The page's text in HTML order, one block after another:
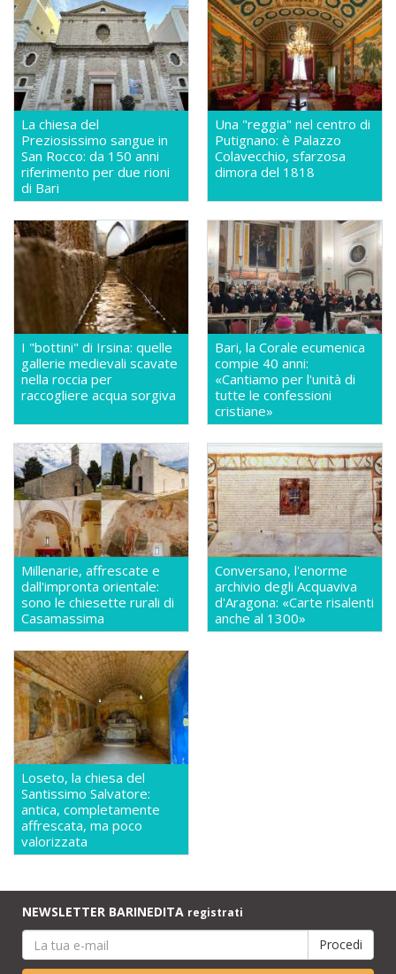
La chiesa del
Preziosissimo sangue in
San Rocco: da 150 anni
riferimento per due rioni
di Bari
Una "reggia" nel centro di
Putignano: è Palazzo
Colavecchio, sfarzosa
dimora del 1818
I "bottini" di Irsina: quelle
gallerie medievali scavate
nella roccia per
raccogliere acqua sorgiva
Bari, la Corale ecumenica
compie 40 anni:
«Cantiamo per l'unità di
tutte le confessioni
cristiane»
Millenarie, affrescate e
dall'impronta orientale:
sono le chiesette rurali di
Casamassima
Conversano, l'enorme
archivio degli Acquaviva
d'Aragona: «Carte risalenti
anche al 1300»
Loseto, la chiesa del
Santissimo Salvatore:
antica, completamente
affrescata, ma poco
valorizzata
NEWSLETTER BARINEDITA registrati